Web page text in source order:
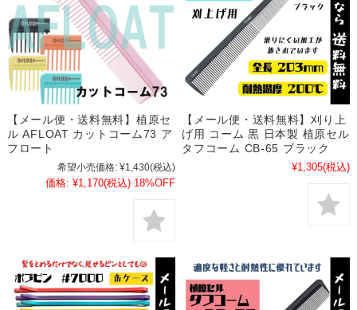
【メール便・送料無料】植原セ
ル AFLOAT カットコーム73 ア
フロート
希望小売価格: ¥1,430(税込)
価格: ¥1,170(税込) 18%OFF
【メール便・送料無料】刈り上
げ用 コーム 黒 日本製 植原セル
タフコーム CB-65 ブラック
¥1,305(税込)